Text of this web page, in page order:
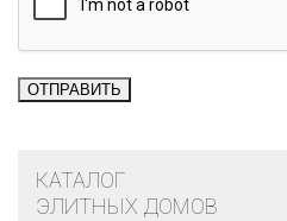
КАТАЛОГ
ЭЛИТНЫХ ДОМОВ